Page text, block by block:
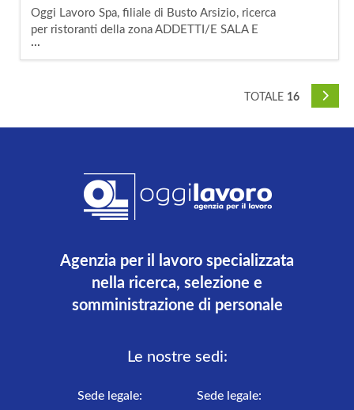
Oggi Lavoro Spa, filiale di Busto Arsizio, ricerca
per ristoranti della zona ADDETTI/E SALA E
CUCINA PART TIME. La risorsa sarà inserita
in un contesto dinamico, organizzato e a
occuperà di: - accoglienza
...
TOTALE 16
Agenzia per il lavoro specializzata
nella ricerca, selezione e
somministrazione di personale
Le nostre sedi:
Sede legale: Sede legale: